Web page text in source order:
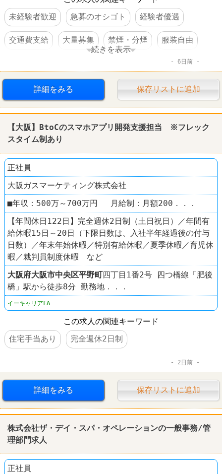
未経験者歓迎
急募のオシゴト 経験者優遇
交通費支給 大量募集 禁煙・分煙 服装自由
女性活躍 完全週休2日制 転勤なし 上場企業
続きを表示
6日前
詳細をみる 保存リストに追加
【大阪】BtoCのスマホアプリ開発支援担当 ※フレック
スタイム制あり
正社員
大阪ガスマーケティング株式会社
■年収：500万～700万円 月給制：月額200．．．
【年間休日122日】完全週休2日制（土日祝日）／年間有
給休暇15日～20日（下限日数は、入社半年経過後の付与
日数）／年末年始休暇／特別有給休暇／夏季休暇／育児休
暇／裁判員制度休暇 など
大阪府大阪市中央区平野町四丁目1番2号 四つ橋線「肥後
橋」駅から徒歩8分 勤務地．．．
イーキャリアFA
この求人の関連キーワード
住宅手当あり
完全週休2日制
2日前
詳細をみる 保存リストに追加
株式会社ザ・デイ・スパ・オペレーションの一般事務/管
理部門求人
正社員